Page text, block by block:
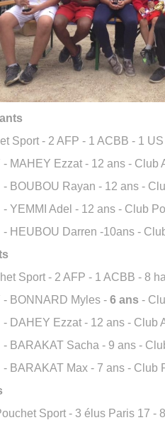
Sport - 2 AFP - 1 ACBB - 1
MAHEY Ezzat - 12 ans - Club
BOUBOU Rayan - 12 ans -
YEMMI Adel - 12 ans - Club
HEUBOU Darren -10ans -
Sport - 2 AFP - 1 ACBB - 8
BONNARD Myles - 6 ans -
DAHEY Ezzat - 12 ans - Club
BARAKAT Sacha - 9 ans -
BARAKAT Max - 7 ans - Club
Sport - 3 élus Paris 17 -